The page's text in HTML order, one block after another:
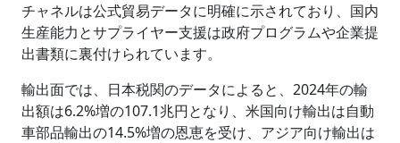
チャネルは公式貿易データに明確に示されており、国内
生産能力とサプライヤー支援は政府プログラムや企業提
出書類に裏付けられています。
輸出面では、日本税関のデータによると、2024年の輸
出額は6.2%増の107.1兆円となり、米国向け輸出は自動
車部品輸出の14.5%増の恩恵を受け、アジア向け輸出は